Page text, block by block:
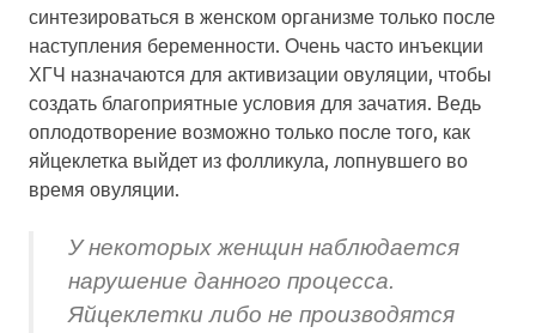
синтезироваться в женском организме только после
наступления беременности. Очень часто инъекции
ХГЧ назначаются для активизации овуляции, чтобы
создать благоприятные условия для зачатия. Ведь
оплодотворение возможно только после того, как
яйцеклетка выйдет из фолликула, лопнувшего во
время овуляции.
У некоторых женщин наблюдается
нарушение данного процесса.
Яйцеклетки либо не производятся